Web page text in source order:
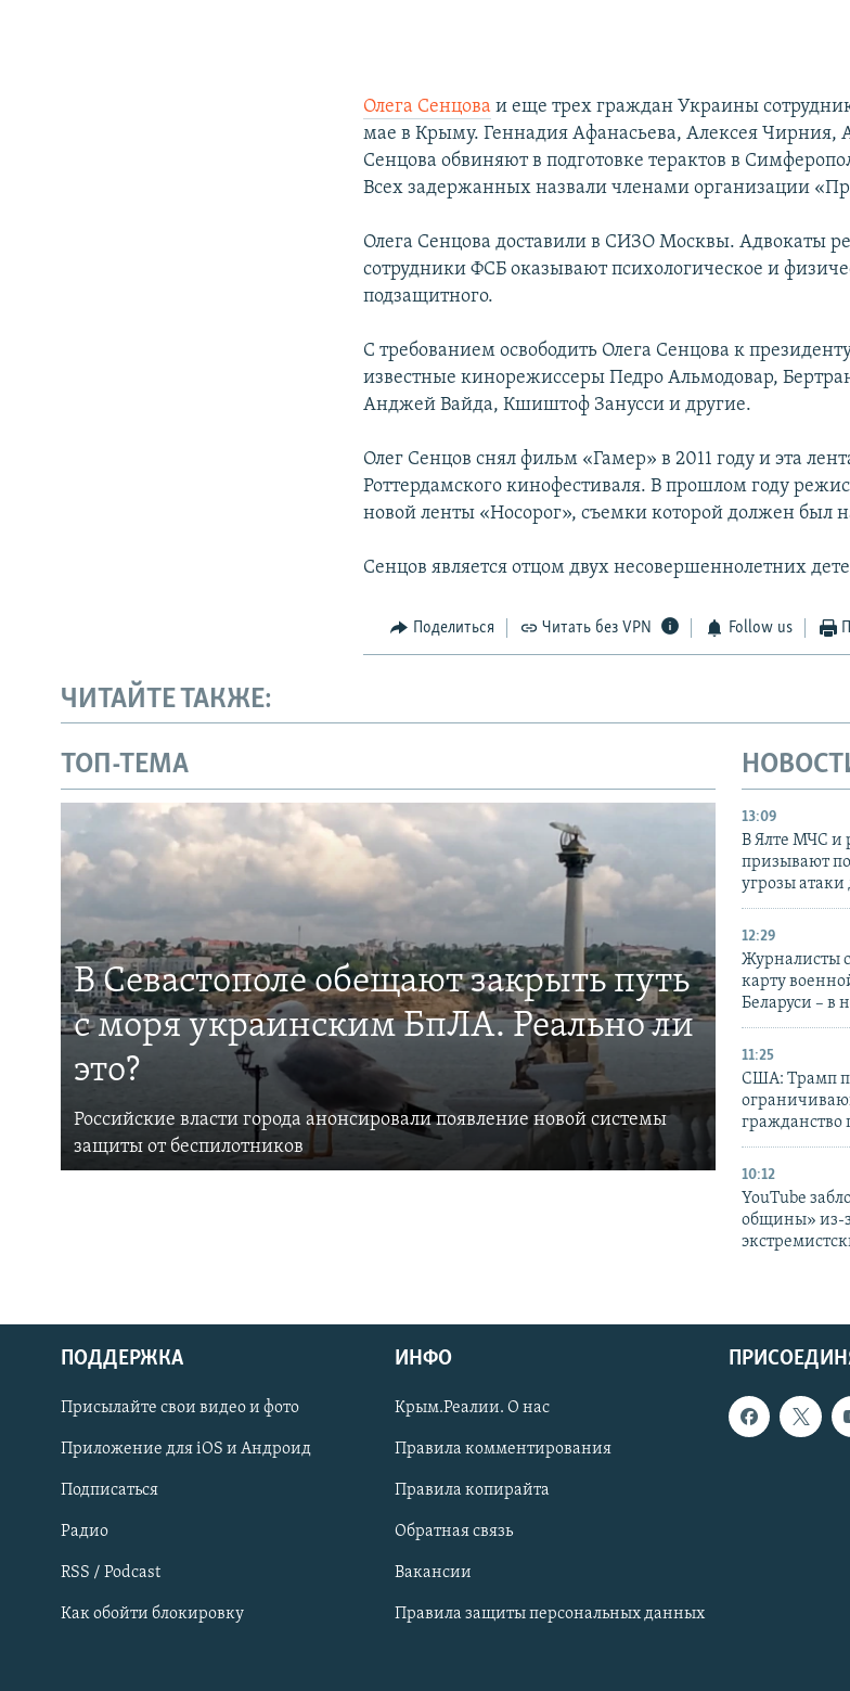
Українською
Qırımtatar
ПРИСОЕДИНЯЙТЕСЬ!
Олега Сенцова и еще трех граждан Украины
мае в Крыму. Геннадия Афанасьева, Алексея Чирния,
Сенцова обвиняют в подготовке терактов в
Всех задержанных назвали членами организации
Олега Сенцова доставили в СИЗО Москвы. Адвокаты
сотрудники ФСБ оказывают психологическое и
подзащитного.
С требованием освободить Олега Сенцова к
известные кинорежиссеры Педро Альмодовар,
Анджей Вайда, Кшиштоф Занусси и другие.
Олег Сенцов снял фильм «Гамер» в 2011 году и эта
Роттердамского кинофестиваля. В прошлом году
новой ленты «Носорог», съемки которой должен был
Сенцов является отцом двух несовершеннолетних
Поделиться Читать без VPN Follow us
ЧИТАЙТЕ ТАКЖЕ:
ТОП-ТЕМА
В Севастополе обещают закрыть путь
с моря украинским БпЛА. Реально ли
это?
Российские власти города анонсировали появление новой системы
защиты от беспилотников
13:09
В Ялте МЧС и
призывают
угрозы атаки
12:29
Журналисты
карту
Беларуси – в
11:25
США: Трамп
10:12
YouTube
общины» из-
ПОДДЕРЖКА
Присылайте свои видео и фото
Приложение для iOS и Андроид
Подписаться
Радио
RSS / Podcast
Как обойти блокировку
ИНФО
Крым.Реалии. О нас
Правила комментирования
Правила копирайта
Обратная связь
Вакансии
Правила защиты персональных данных